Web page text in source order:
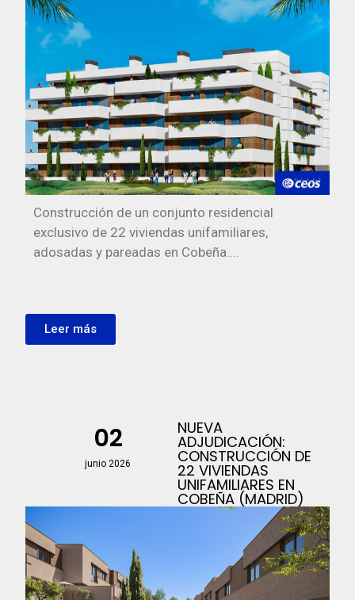
Construcción de un conjunto residencial
exclusivo de 22 viviendas unifamiliares,
adosadas y pareadas en Cobeña....
Leer más
02
junio 2026
NUEVA
ADJUDICACIÓN:
CONSTRUCCIÓN DE
22 VIVIENDAS
UNIFAMILIARES EN
COBEÑA (MADRID)